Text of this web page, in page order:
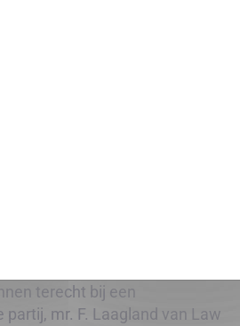
voorstel om de klacht te
zijn dan heb je de
te gaan. Consumenten
maken bij De
meer informatie is te vinden
terecht bij een
mr. F. Laagland van Law